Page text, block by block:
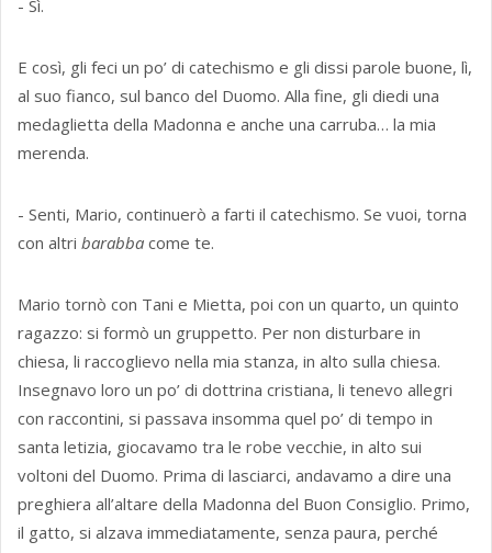
- Sì.
E così, gli feci un po’ di catechismo e gli dissi parole buone, lì,
al suo fianco, sul banco del Duomo. Alla fine, gli diedi una
medaglietta della Madonna e anche una carruba… la mia
merenda.
- Senti, Mario, continuerò a farti il catechismo. Se vuoi, torna
con altri barabba come te.
Mario tornò con Tani e Mietta, poi con un quarto, un quinto
ragazzo: si formò un gruppetto. Per non disturbare in
chiesa, li raccoglievo nella mia stanza, in alto sulla chiesa.
Insegnavo loro un po’ di dottrina cristiana, li tenevo allegri
con raccontini, si passava insomma quel po’ di tempo in
santa letizia, giocavamo tra le robe vecchie, in alto sui
voltoni del Duomo. Prima di lasciarci, andavamo a dire una
preghiera all’altare della Madonna del Buon Consiglio. Primo,
il gatto, si alzava immediatamente, senza paura, perché